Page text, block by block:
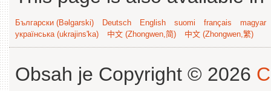
Български (Bəlgarski) Deutsch English suomi français
magyar
українська (ukrajins'ka)
中文 (Zhongwen,简) 中文 (Zhongwen,繁)
Obsah je Copyright © 2026